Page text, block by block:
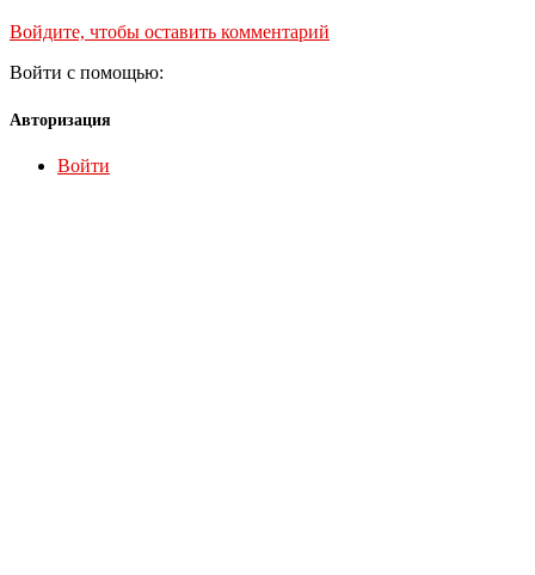
Войдите, чтобы оставить комментарий
Войти с помощью:
Авторизация
Войти